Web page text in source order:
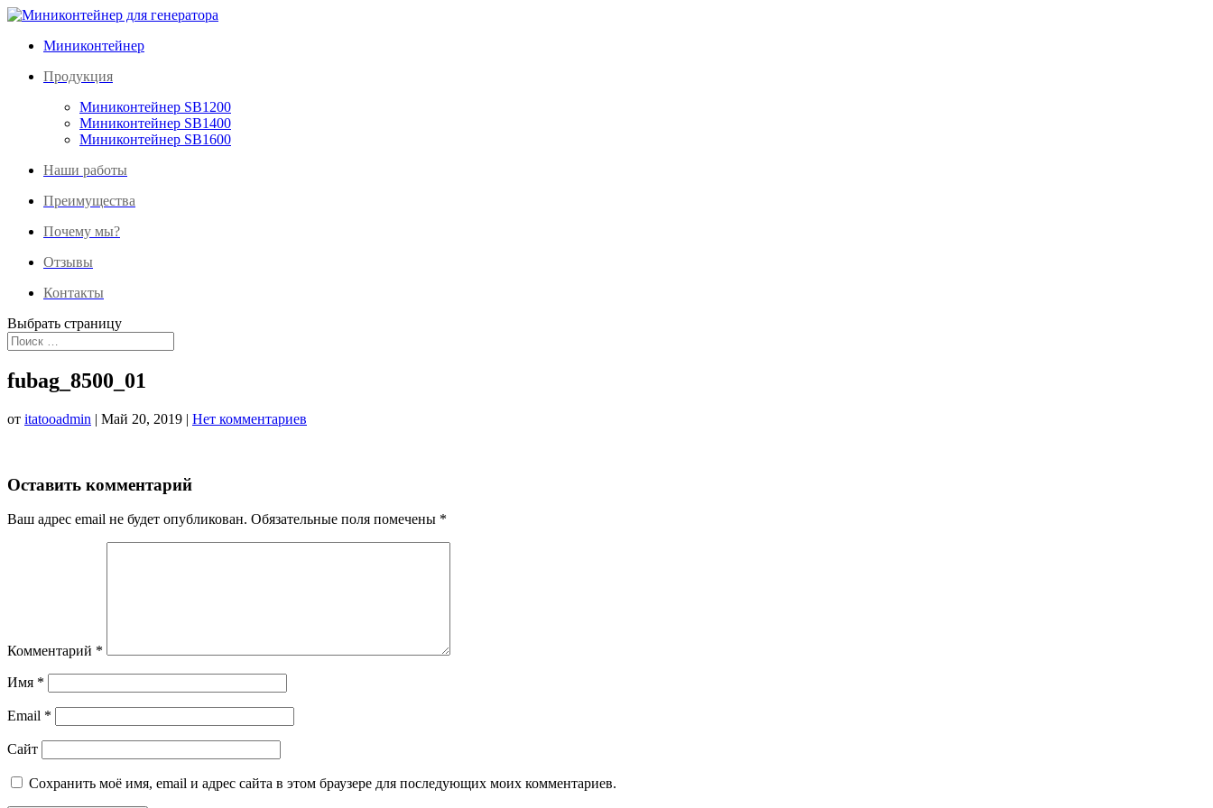
Миниконтейнер
Продукция
Миниконтейнер SB1200
Миниконтейнер SB1400
Миниконтейнер SB1600
Наши работы
Преимущества
Почему мы?
Отзывы
Контакты
Выбрать страницу
fubag_8500_01
от itatooadmin | Май 20, 2019 | Нет комментариев
Оставить комментарий
Ваш адрес email не будет опубликован. Обязательные поля помечены *
Комментарий *
Имя *
Email *
Сайт
Сохранить моё имя, email и адрес сайта в этом браузере для последующих моих комментариев.